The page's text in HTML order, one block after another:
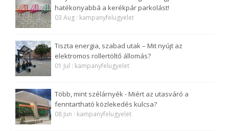
hatékonyabbá a kerékpár parkolást!
03 Aug : kampanyfelugyelet
Tiszta energia, szabad utak – Mit nyújt az
elektromos rollertöltő állomás?
01 Jul : kampanyfelugyelet
Több, mint szélárnyék - Miért az utasváró a
fenntartható közlekedés kulcsa?
08 Jun : kampanyfelugyelet